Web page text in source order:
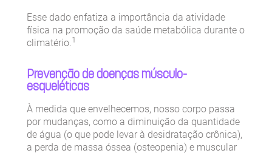
Esse dado enfatiza a importância da atividade
física na promoção da saúde metabólica durante o
climatério. 1
Prevenção de doenças músculo-
esqueléticas
À medida que envelhecemos, nosso corpo passa
por mudanças, como a diminuição da quantidade
de água (o que pode levar à desidratação crônica),
a perda de massa óssea (osteopenia) e muscular